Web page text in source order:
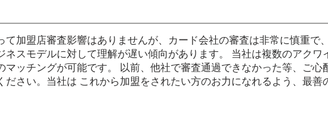
て加盟店審査影響はありませんが、カード会社の審査は非常に慎重で
ネスモデルに対して理解が遅い傾向があります。 当社は複数のアクワ
マッチングが可能です。 以前、他社で審査通過できなかった等、ご心
ださい。当社は これから加盟をされたい方のお力になれるよう、最善